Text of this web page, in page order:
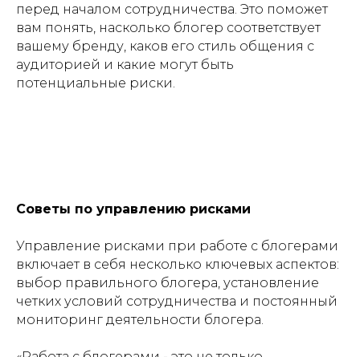
перед началом сотрудничества. Это поможет
вам понять, насколько блогер соответствует
вашему бренду, каков его стиль общения с
аудиторией и какие могут быть
потенциальные риски.
Советы по управлению рисками
Управление рисками при работе с блогерами
включает в себя несколько ключевых аспектов:
выбор правильного блогера, установление
четких условий сотрудничества и постоянный
мониторинг деятельности блогера.